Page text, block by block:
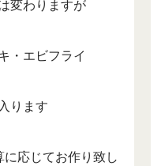
変わりますが
・エビフライ
ります
応じてお作り致し